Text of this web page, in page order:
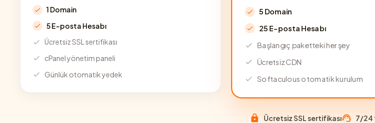
1 Domain
5 E-posta Hesabı
Ücretsiz SSL sertifikası
cPanel yönetim paneli
Günlük otomatik yedek
5 Domain
25 E-posta Hesabı
Başlangıç paketteki her şey
Ücretsiz CDN
Softaculous otomatik kurulum
Ücretsiz SSL sertifikası 7/24